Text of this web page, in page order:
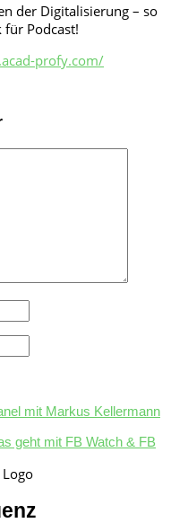
der Digitalisierung – so
für Podcast!
profy.com/
mit Markus Kellermann
geht mit FB Watch & FB